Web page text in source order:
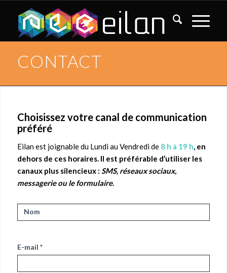
CONTACT
Choisissez votre canal de communication
préféré
Eilan est joignable du Lundi au Vendredi de 8 h à 19 h, en
dehors de ces horaires. Il est préférable d’utiliser les
canaux plus silencieux : SMS, réseaux sociaux,
messagerie ou le formulaire.
Contactez
nous
Nom
E-mail *